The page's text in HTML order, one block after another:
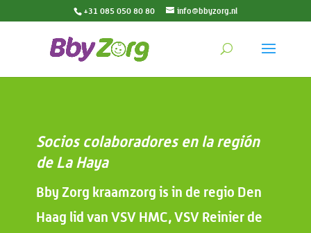
+31 085 050 80 80 info@bbyzorg.nl
Socios colaboradores en la región
de La Haya
Bby Zorg kraamzorg is in de regio Den
Haag lid van VSV HMC, VSV Reinier de